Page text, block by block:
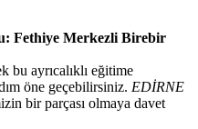
Fethiye Merkezli Birebir
bu ayrıcalıklı eğitime
öne geçebilirsiniz. EDİRNE
bir parçası olmaya davet